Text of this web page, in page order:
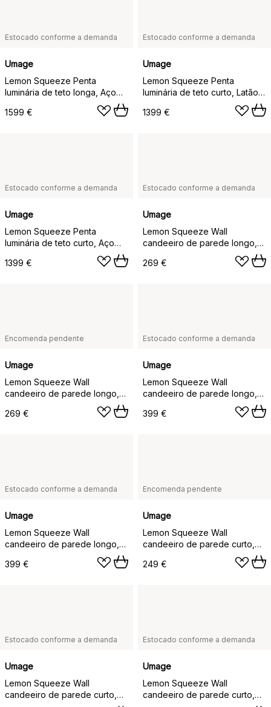
Estocado conforme a demanda
Umage
Lemon Squeeze Penta
luminária de teto longa, Aço
1599 €
Estocado conforme a demanda
Umage
Lemon Squeeze Penta
luminária de teto curto, Latão
1399 €
Estocado conforme a demanda
Umage
Lemon Squeeze Penta
luminária de teto curto, Aço
1399 €
Estocado conforme a demanda
Umage
Lemon Squeeze Wall
candeeiro de parede longo,
269 €
Encomenda pendente
Umage
Lemon Squeeze Wall
candeeiro de parede longo,
Latão niquelado simples
269 €
Estocado conforme a demanda
Umage
Lemon Squeeze Wall
candeeiro de parede longo,
Latão duplamente chapado
399 €
Estocado conforme a demanda
Umage
Lemon Squeeze Wall
candeeiro de parede longo,
399 €
Encomenda pendente
Umage
Lemon Squeeze Wall
candeeiro de parede curto,
Latão niquelado simples
249 €
Estocado conforme a demanda
Umage
Lemon Squeeze Wall
candeeiro de parede curto,
Estocado conforme a demanda
Umage
Lemon Squeeze Wall
candeeiro de parede curto,